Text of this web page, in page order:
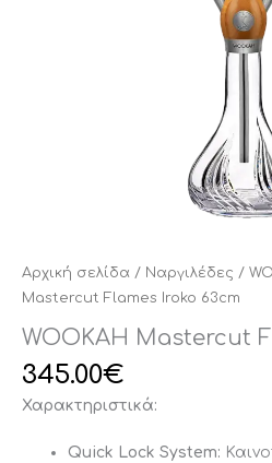
Αρχική σελίδα / Ναργιλέδες /
Mastercut Flames Iroko 63cm
WOOKAH Mastercut
345.00€
Χαρακτηριστικά:
Quick Lock System: